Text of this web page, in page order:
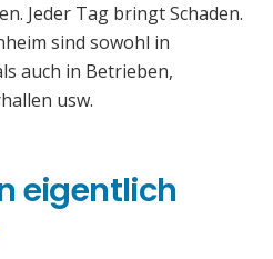
Jeder Tag bringt Schaden.
sind sowohl in
auch in Betrieben,
usw.
eigentlich